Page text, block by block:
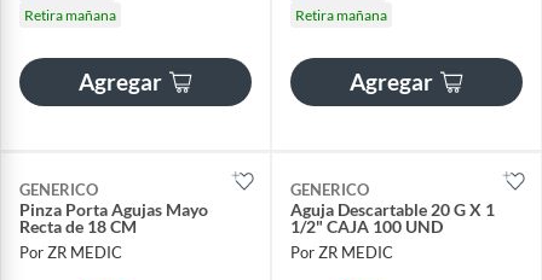
Retira mañana
Agregar
Retira mañana
Agregar
GENERICO
Pinza Porta Agujas Mayo
Recta de 18 CM
Por ZR MEDIC
GENERICO
Aguja Descartable 20 G X 1
1/2" CAJA 100 UND
Por ZR MEDIC